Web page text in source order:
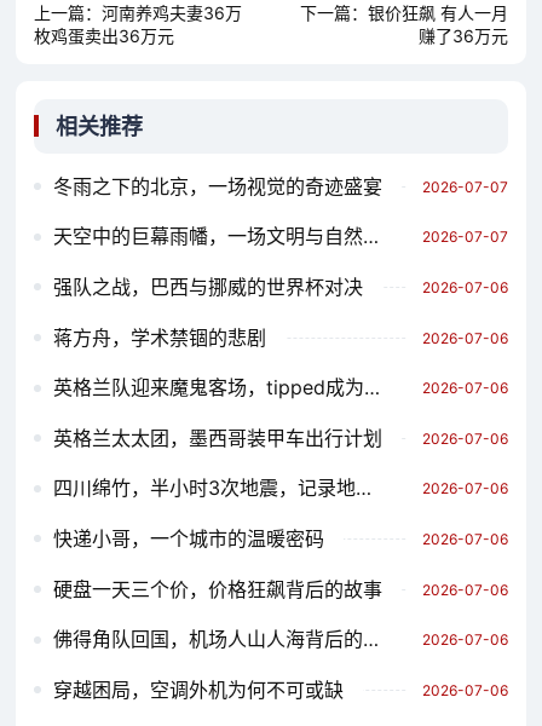
上一篇： 河南养鸡夫妻36万
枚鸡蛋卖出36万元
下一篇：银价狂飙 有人一月
赚了36万元
相关推荐
冬雨之下的北京，一场视觉的奇迹盛宴 2026-07-07
天空中的巨幕雨幡，一场文明与自然的对话 2026-07-07
强队之战，巴西与挪威的世界杯对决 2026-07-06
蒋方舟，学术禁锢的悲剧 2026-07-06
英格兰队迎来魔鬼客场，tipped成为英超 league中的重要角色 2026-07-06
英格兰太太团，墨西哥装甲车出行计划 2026-07-06
四川绵竹，半小时3次地震，记录地震预警系统与应急响应的较量 2026-07-06
快递小哥，一个城市的温暖密码 2026-07-06
硬盘一天三个价，价格狂飙背后的故事 2026-07-06
佛得角队回国，机场人山人海背后的故事 2026-07-06
穿越困局，空调外机为何不可或缺 2026-07-06